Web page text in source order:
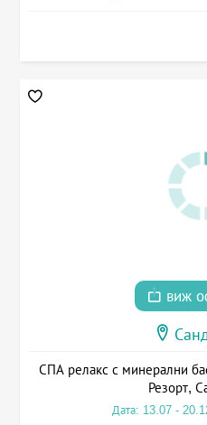
виж
СПА релакс с минерални
Резорт,
Дата: 13.07 -